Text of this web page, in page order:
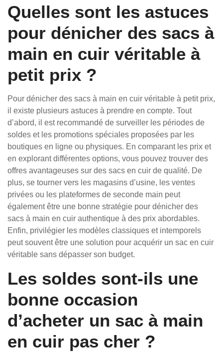
Quelles sont les astuces
pour dénicher des sacs à
main en cuir véritable à
petit prix ?
Pour dénicher des sacs à main en cuir véritable à petit prix,
il existe plusieurs astuces à prendre en compte. Tout
d’abord, il est recommandé de surveiller les périodes de
soldes et les promotions spéciales proposées par les
boutiques en ligne ou physiques. En comparant les prix et
en explorant différentes options, vous pouvez trouver des
offres avantageuses sur des sacs en cuir de qualité. De
plus, se tourner vers les magasins d’usine, les ventes
privées ou les plateformes de seconde main peut
également être une bonne stratégie pour dénicher des
sacs à main en cuir authentique à des prix abordables.
Enfin, privilégier les modèles classiques et intemporels
peut souvent être une solution pour acquérir un sac en cuir
véritable sans dépasser son budget.
Les soldes sont-ils une
bonne occasion
d’acheter un sac à main
en cuir pas cher ?